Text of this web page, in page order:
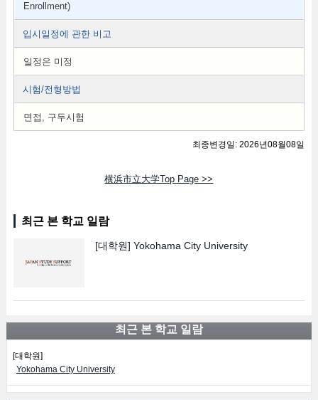
Enrollment)
입시일정에 관한 비고
일정은 미정
시험/전형방법
면접, 구두시험
최종변경일: 2026년08월08일
横浜市立大学Top Page >>
최근 본 학교 일람
[대학원] Yokohama City University
최근 본 학교 일람
[대학원]
Yokohama City University